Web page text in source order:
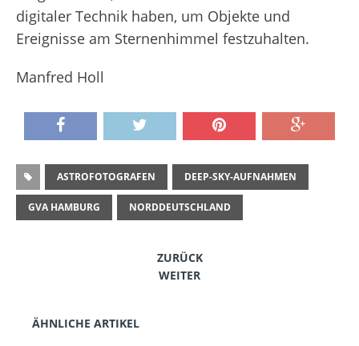
digitaler Technik haben, um Objekte und
Ereignisse am Sternenhimmel festzuhalten.
Manfred Holl
ASTROFOTOGRAFEN DEEP-SKY-AUFNAHMEN
GVA HAMBURG NORDDEUTSCHLAND
ZURÜCK
WEITER
ÄHNLICHE ARTIKEL